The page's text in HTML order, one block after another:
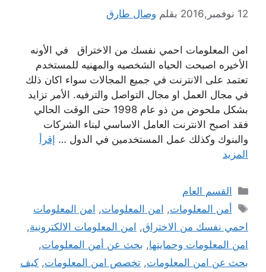
12 نوفمبر,2016 بقلم وصال طارق
امن المعلومات احمي نفسك من الاختراق في الأونه
الأخيره اصبحت الحياه الشخصيه والمهنيه للمستخدم
تعتمد على الانترنت في جميع المجالات سواء اكان ذلك
في مجال العمل او مجال التواصل والترفيه. الأمر تزايد
بشكل ملحوض من ذو عام 1998 حتى الوقت الحالي
فقد اصبح الانترنت العامل الاساسي لبناء الشركات
والبنوك وكذلك عمل المستخدمين في الدول … إقرأ
المزيد
التصنيفات
القسم العام
الوسوم
أمن المعلومات, امن المعلومات, امن المعلومات
احمي نفسك من الاختراق, امن المعلومات الالكترونية,
امن المعلومات وحمايتها, بحث عن أمن المعلومات,
بحث عن امن المعلومات, تخصص امن المعلومات, كيف